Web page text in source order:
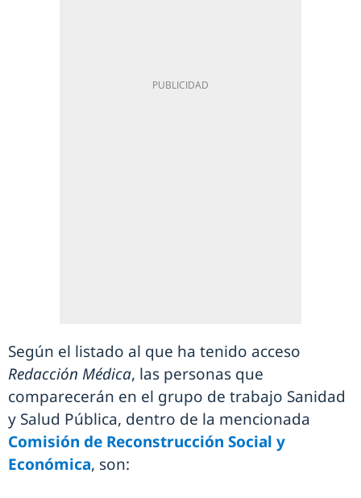
Según el listado al que ha tenido acceso
Redacción Médica, las personas que
comparecerán en el grupo de trabajo Sanidad
y Salud Pública, dentro de la mencionada
Comisión de Reconstrucción Social y
Económica, son: